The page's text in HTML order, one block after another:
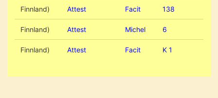
Finnland) Attest Facit 138
Finnland) Attest Michel 6
Finnland) Attest Facit K 1